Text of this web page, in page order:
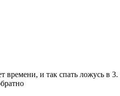
времени, и так спать ложусь в